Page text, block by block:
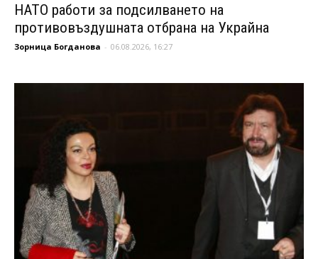
НАТО работи за подсилването на
противовъздушната отбрана на Украйна
Зорница Богданова - 06.08.2026, 16:27